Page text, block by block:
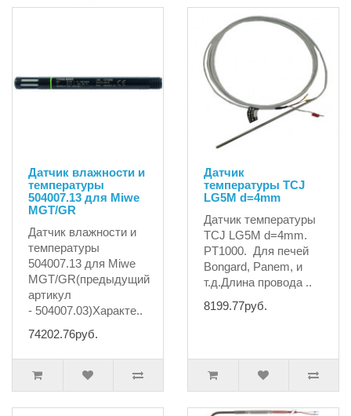
Датчик влажности и
температуры
504007.13 для Miwe
MGT/GR
Датчик влажности и
температуры
504007.13 для Miwe
MGT/GR(предыдущий
артикул
- 504007.03)Характе..
74202.76руб.
Датчик
температуры TCJ
LG5M d=4mm
Датчик температуры
TCJ LG5M d=4mm.
PT1000. Для печей
Bongard, Panem, и
т.д.Длина провода ..
8199.77руб.